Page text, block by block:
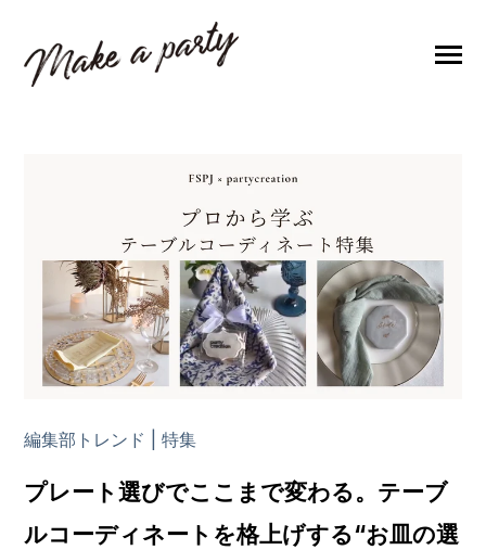
Toggle
ショップ
編集部トレンド
編集部トレンド | 特集
プレート選びでここまで変わる。テーブ
ルコーディネートを格上げする“お皿の選